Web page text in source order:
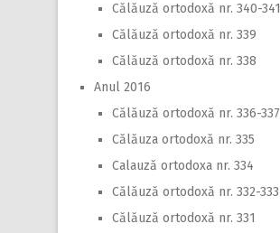
Călăuză ortodoxă nr. 340-341
Călăuză ortodoxă nr. 339
Călăuză ortodoxă nr. 338
Anul 2016
Călăuză ortodoxă nr. 336-337
Călăuza ortodoxă nr. 335
Calauză ortodoxa nr. 334
Călăuză ortodoxă nr. 332-333
Călăuză ortodoxă nr. 331